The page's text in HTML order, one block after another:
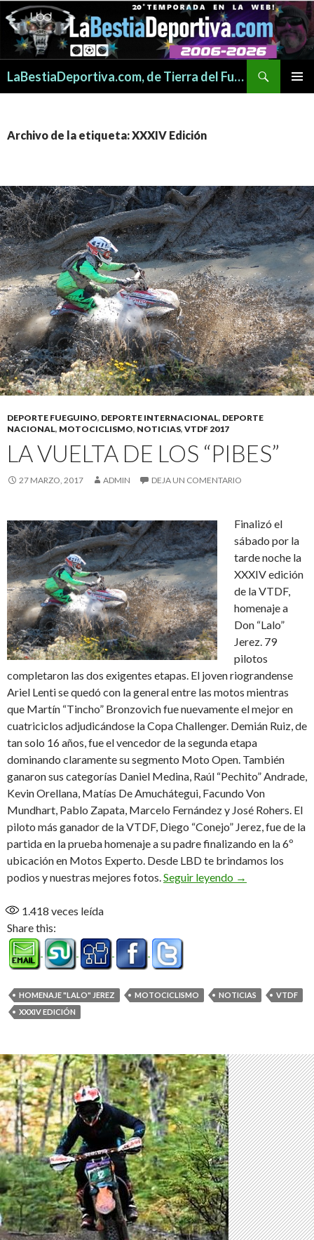
LaBestiaDeportiva.com, de Tierra del Fuego para todo el mundo
Archivo de la etiqueta: XXXIV Edición
DEPORTE FUEGUINO, DEPORTE INTERNACIONAL, DEPORTE
NACIONAL, MOTOCICLISMO, NOTICIAS, VTDF 2017
LA VUELTA DE LOS “PIBES”
27 MARZO, 2017 ADMIN DEJA UN COMENTARIO
Finalizó el
sábado por la
tarde noche la
XXXIV edición
de la VTDF,
homenaje a
Don “Lalo”
Jerez. 79
pilotos
completaron las dos exigentes etapas. El joven riograndense
Ariel Lenti se quedó con la general entre las motos mientras
que Martín “Tincho” Bronzovich fue nuevamente el mejor en
cuatriciclos adjudicándose la Copa Challenger. Demián Ruiz, de
tan solo 16 años, fue el vencedor de la segunda etapa
dominando claramente su segmento Moto Open. También
ganaron sus categorías Daniel Medina, Raúl “Pechito” Andrade,
Kevin Orellana, Matías De Amuchátegui, Facundo Von
Mundhart, Pablo Zapata, Marcelo Fernández y José Rohers. El
piloto más ganador de la VTDF, Diego “Conejo” Jerez, fue de la
partida en la prueba homenaje a su padre finalizando en la 6º
ubicación en Motos Experto. Desde LBD te brindamos los
podios y nuestras mejores fotos. Seguir leyendo La Vuelta de los
→
1.418 veces leída
Share this:
HOMENAJE "LALO" JEREZ MOTOCICLISMO NOTICIAS
VTDF
XXXIV EDICIÓN